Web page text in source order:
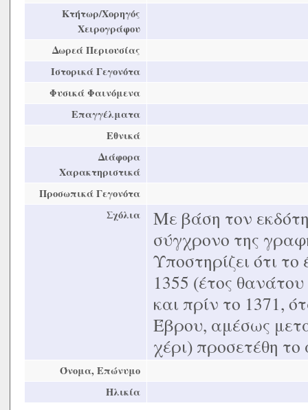
Κτήτωρ/Χορηγός
Χειρογράφου
Δωρεά Περιουσίας
Ιστορικά Γεγονότα
Φυσικά Φαινόμενα
Επαγγέλματα
Εθνικά
Διάφορα
Χαρακτηριστικά
Προσωπικά Γεγονότα
Σχόλια
Με βάση τον
σύγχρονο της
Υποστηρίζει ότι
1355 (έτος
και πρίν το 1371,
Έβρου, αμέσως
χέρι) προσετέθη
Όνομα, Επώνυμο
Ηλικία